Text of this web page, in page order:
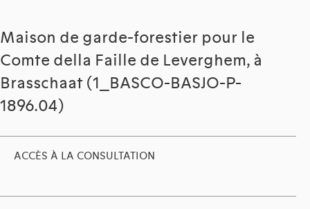
Maison de garde-forestier pour le
Comte della Faille de Leverghem, à
Brasschaat (1_BASCO-BASJO-P-
1896.04)
ACCÈS À LA CONSULTATION